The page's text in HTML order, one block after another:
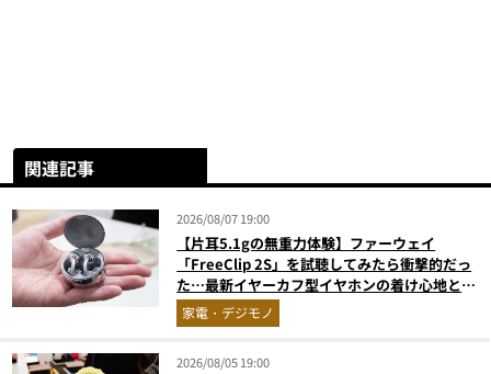
関連記事
2026/08/07 19:00
【片耳5.1gの無重力体験】ファーウェイ
「FreeClip 2S」を試聴してみたら衝撃的だっ
た…最新イヤーカフ型イヤホンの着け心地とAI
技術に感動
家電・デジモノ
2026/08/05 19:00